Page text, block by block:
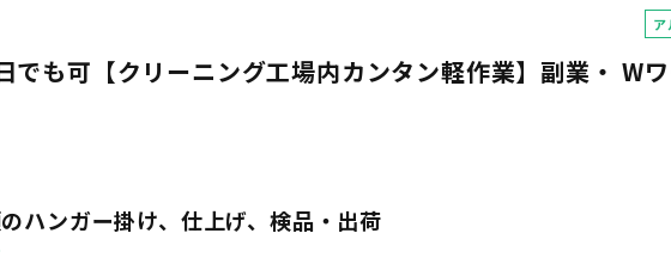
ア
でも可【クリーニング工場内カンタン軽作業】副業・ W
ハンガー掛け、仕上げ、検品・出荷